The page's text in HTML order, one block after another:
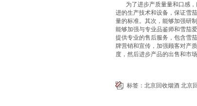
为了进步产质量量和口感，
进的生产技术和设备，保证雪
量的标准。其次，能够加强研
能够加强与专业品鉴师和雪茄
提供专业的售后服务，包含雪
牌营销和宣传，加强顾客对产
度，然后进步产品的出售和市场
标签： 北京回收烟酒 北京